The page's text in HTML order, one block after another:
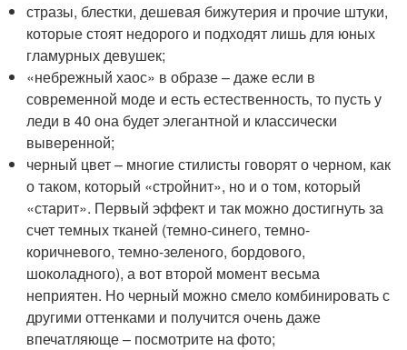
стразы, блестки, дешевая бижутерия и прочие штуки,
которые стоят недорого и подходят лишь для юных
гламурных девушек;
«небрежный хаос» в образе – даже если в
современной моде и есть естественность, то пусть у
леди в 40 она будет элегантной и классически
выверенной;
черный цвет – многие стилисты говорят о черном, как
о таком, который «стройнит», но и о том, который
«старит». Первый эффект и так можно достигнуть за
счет темных тканей (темно-синего, темно-
коричневого, темно-зеленого, бордового,
шоколадного), а вот второй момент весьма
неприятен. Но черный можно смело комбинировать с
другими оттенками и получится очень даже
впечатляюще – посмотрите на фото;